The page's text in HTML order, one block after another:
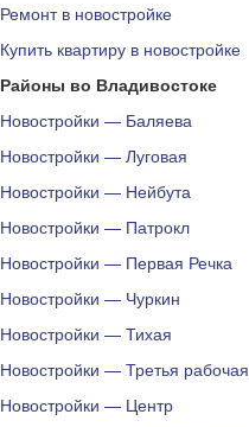
Ремонт в новостройке
Купить квартиру в новостройке
Районы во Владивостоке
Новостройки — Баляева
Новостройки — Луговая
Новостройки — Нейбута
Новостройки — Патрокл
Новостройки — Первая Речка
Новостройки — Чуркин
Новостройки — Тихая
Новостройки — Третья рабочая
Новостройки — Центр